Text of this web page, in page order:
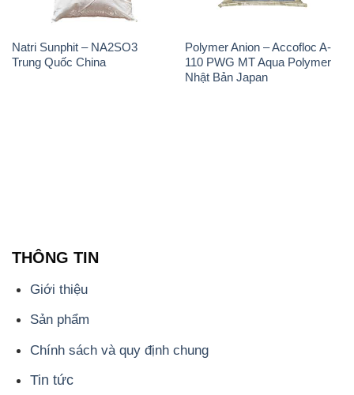
Natri Sunphit – NA2SO3
Trung Quốc China
Polymer Anion – Accofloc A-
110 PWG MT Aqua Polymer
Nhật Bản Japan
THÔNG TIN
Giới thiệu
Sản phẩm
Chính sách và quy định chung
Tin tức